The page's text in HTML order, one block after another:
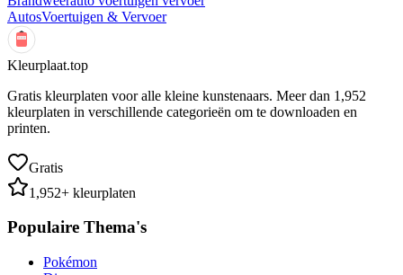
AutosVoertuigen & Vervoer
Kleurplaat.top
Gratis kleurplaten voor alle kleine kunstenaars. Meer dan 1,952
kleurplaten in verschillende categorieën om te downloaden en
printen.
Gratis
1,952+ kleurplaten
Populaire Thema's
Pokémon